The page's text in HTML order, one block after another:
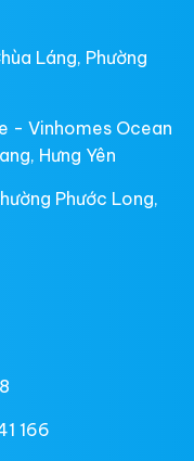
Láng, Phường
- Vinhomes Ocean
Hưng Yên
Phước Long,
166